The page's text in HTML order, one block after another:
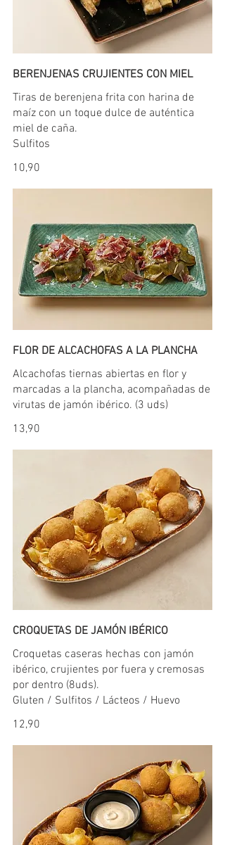
BERENJENAS CRUJIENTES CON MIEL
Tiras de berenjena frita con harina de
maíz con un toque dulce de auténtica
miel de caña.
Sulfitos
10,90
FLOR DE ALCACHOFAS A LA PLANCHA
Alcachofas tiernas abiertas en flor y
marcadas a la plancha, acompañadas de
virutas de jamón ibérico. (3 uds)
13,90
CROQUETAS DE JAMÓN IBÉRICO
Croquetas caseras hechas con jamón
ibérico, crujientes por fuera y cremosas
por dentro (8uds).
Gluten / Sulfitos / Lácteos / Huevo
12,90